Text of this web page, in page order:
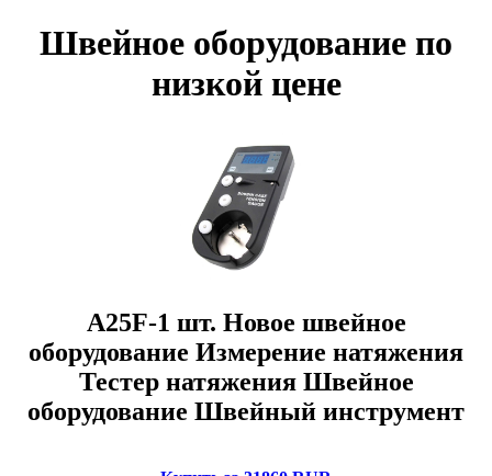
Швейное оборудование по
низкой цене
A25F-1 шт. Новое швейное
оборудование Измерение натяжения
Тестер натяжения Швейное
оборудование Швейный инструмент